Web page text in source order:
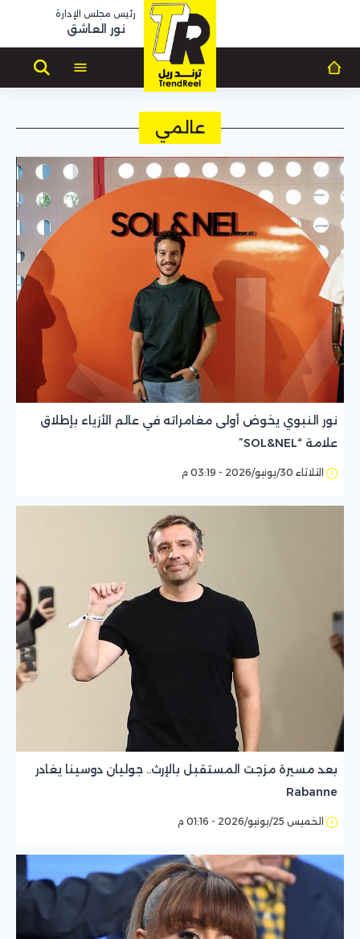
رئيس مجلس الإدارة
نور العاشق
عالمي
نور النبوي يخوض أولى مغامراته في عالم الأزياء بإطلاق
علامة “SOL&NEL”
الثلاثاء 30/يونيو/2026 - 03:19 م
بعد مسيرة مزجت المستقبل بالإرث.. جوليان دوسينا يغادر
Rabanne
الخميس 25/يونيو/2026 - 01:16 م